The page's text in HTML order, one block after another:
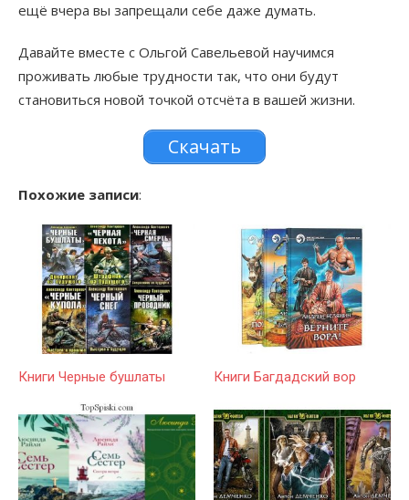
ещё вчера вы запрещали себе даже думать.
Давайте вместе с Ольгой Савельевой научимся
проживать любые трудности так, что они будут
становиться новой точкой отсчёта в вашей жизни.
Скачать
Похожие записи:
Книги Черные бушлаты Книги Багдадский вор